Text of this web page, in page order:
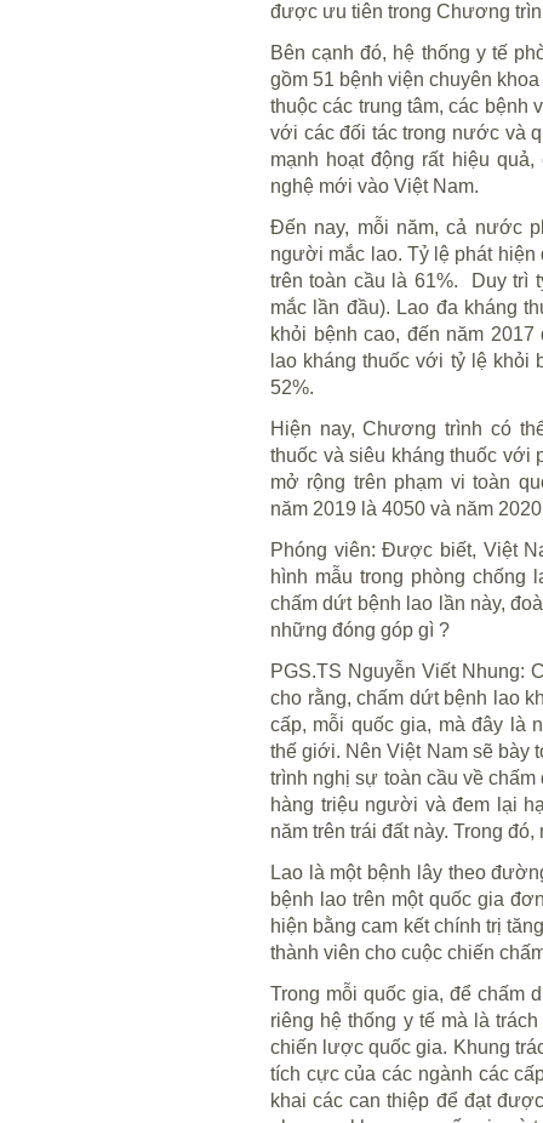
được ưu tiên trong Chương
Bên cạnh đó, hệ thống y tế
gồm 51 bệnh viện chuyên
thuộc các trung tâm, các bệnh
với các đối tác trong nước và
mạnh hoạt động rất hiệu
nghệ mới vào Việt Nam.
Đến nay, mỗi năm, cả nước
người mắc lao. Tỷ lệ phát hiện
trên toàn cầu là 61%. Duy trì
mắc lần đầu). Lao đa kháng
khỏi bệnh cao, đến năm
lao kháng thuốc với tỷ lệ khỏi
52%.
Hiện nay, Chương trình có
thuốc và siêu kháng thuốc với
mở rộng trên phạm vi toàn
năm 2019 là 4050 và năm
Phóng viên: Được biết, Việt
hình mẫu trong phòng chống
chấm dứt bệnh lao lần này,
những đóng góp gì ?
PGS.TS Nguyễn Viết Nhung:
cho rằng, chấm dứt bệnh lao
cấp, mỗi quốc gia, mà đây là
thế giới. Nên Việt Nam sẽ bày
trình nghị sự toàn cầu về
hàng triệu người và đem lại
năm trên trái đất này. Trong
Lao là một bệnh lây theo
bệnh lao trên một quốc gia
hiện bằng cam kết chính trị
thành viên cho cuộc chiến
Trong mỗi quốc gia, để chấm
riêng hệ thống y tế mà là
chiến lược quốc gia. Khung
tích cực của các ngành các
khai các can thiệp để đạt